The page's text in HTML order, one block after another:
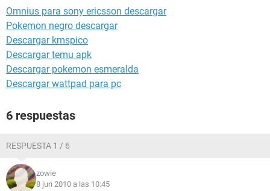
Omnius para sony ericsson descargar
Pokemon negro descargar
Descargar kmspico
Descargar temu apk
Descargar pokemon esmeralda
Descargar wattpad para pc
6 respuestas
RESPUESTA 1 / 6
zowie
8 jun 2010 a las 10:45